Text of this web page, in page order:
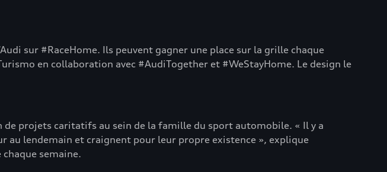
sur #RaceHome. Ils peuvent gagner une place sur la grille chaque
en collaboration avec #AudiTogether et #WeStayHome. Le design le
projets caritatifs au sein de la famille du sport automobile. « Il y a
au lendemain et craignent pour leur propre existence », explique
semaine.